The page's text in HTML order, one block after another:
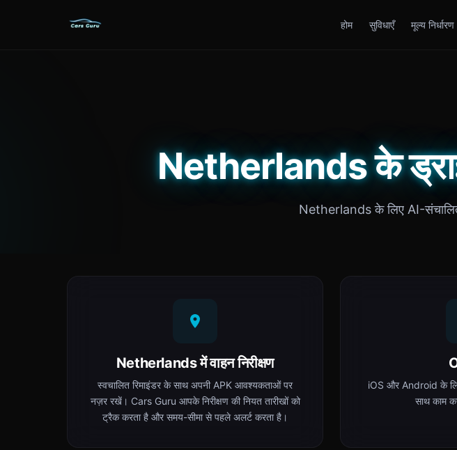
होम सुविधाएँ मूल्य निर्धारण
Netherlands के
Netherlands के लिए AI-
Netherlands में वाहन निरीक्षण
स्वचालित रिमाइंडर के साथ अपनी APK आवश्यकताओं पर
नज़र रखें। Cars Guru आपके निरीक्षण की नियत तारीखों को
ट्रैक करता है और समय-सीमा से पहले अलर्ट करता है।
iOS और Android के
साथ काम